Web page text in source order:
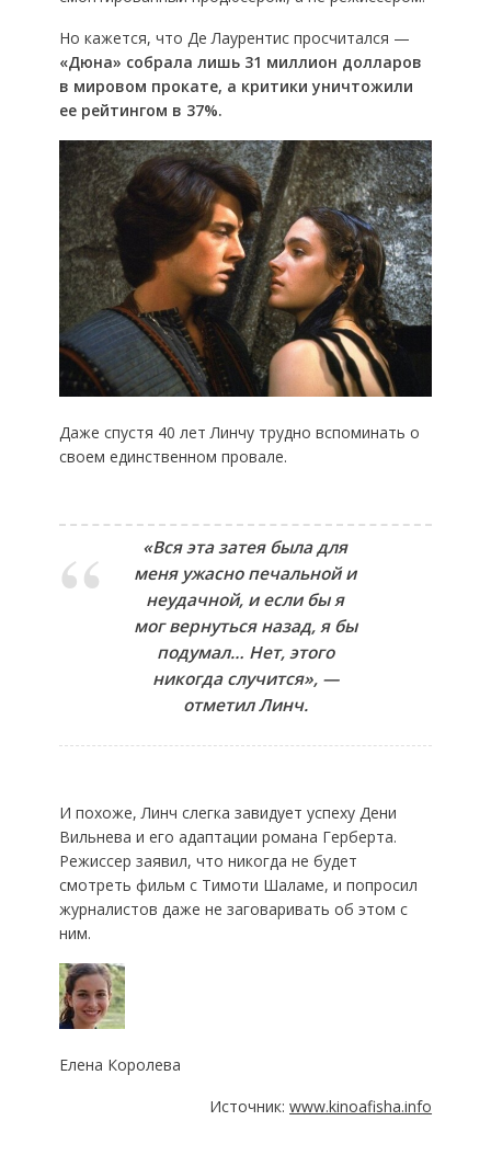
Но кажется, что Де Лаурентис просчитался —
«Дюна» собрала лишь 31 миллион долларов
в мировом прокате, а критики уничтожили
ее рейтингом в 37%.
Даже спустя 40 лет Линчу трудно вспоминать о
своем единственном провале.
«Вся эта затея была для
меня ужасно печальной и
неудачной, и если бы я
мог вернуться назад, я бы
подумал… Нет, этого
никогда случится», —
отметил Линч.
И похоже, Линч слегка завидует успеху Дени
Вильнева и его адаптации романа Герберта.
Режиссер заявил, что никогда не будет
смотреть фильм с Тимоти Шаламе, и попросил
журналистов даже не заговаривать об этом с
ним.
Елена Королева
Источник:www.kinoafisha.info